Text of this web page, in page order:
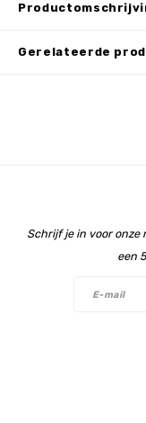
Gerelateerde
Schrijf je in voor
een